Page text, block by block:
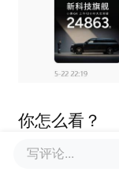
你怎么看？
写评论...